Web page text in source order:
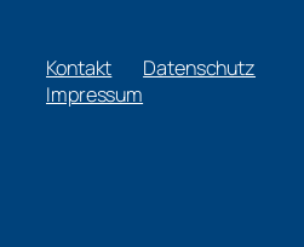
Kontakt
Impressum
Datenschutz